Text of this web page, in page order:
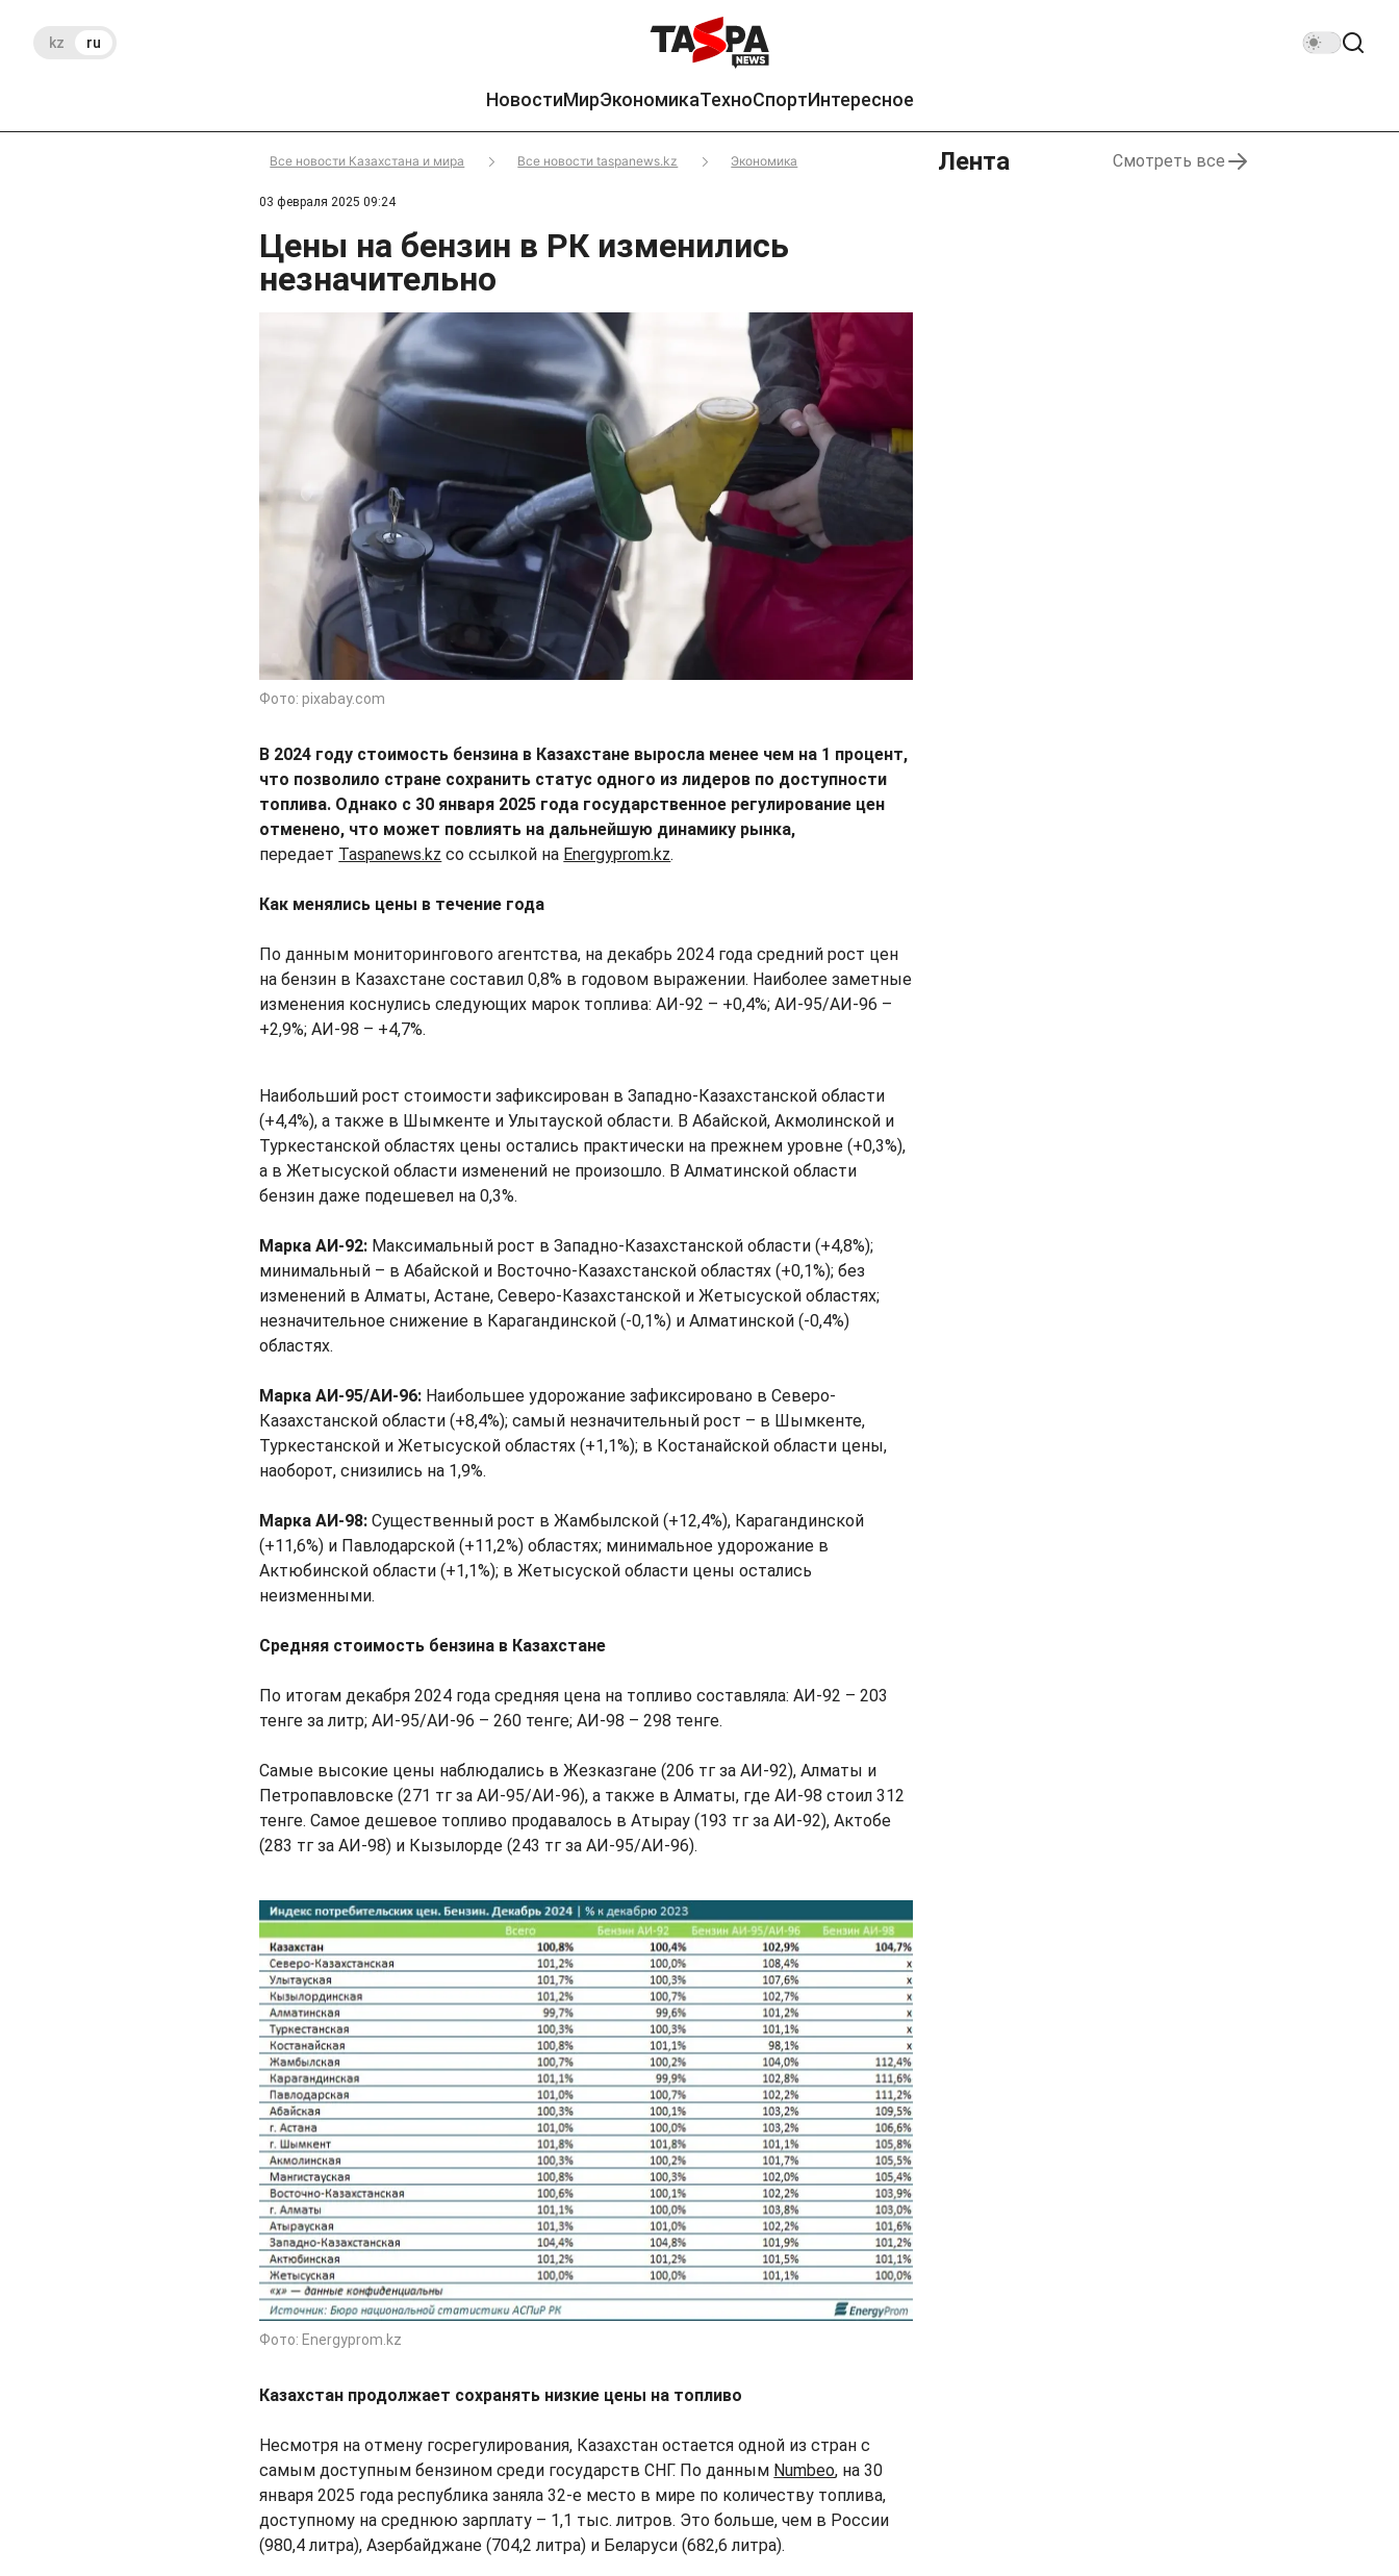
kz ru
НовостиМирЭкономикаТехноСпортИнтересное
Все новости Казахстана и мира Все новости taspanews.kz Экономика
03 февраля 2025 09:24
Цены на бензин в РК изменились
незначительно
Фото: pixabay.com
В 2024 году стоимость бензина в Казахстане выросла менее чем на 1 процент,
что позволило стране сохранить статус одного из лидеров по доступности
топлива. Однако с 30 января 2025 года государственное регулирование цен
отменено, что может повлиять на дальнейшую динамику рынка,
передает Taspanews.kz со ссылкой на Еnergyprom.kz.
Как менялись цены в течение года
По данным мониторингового агентства, на декабрь 2024 года средний рост цен
на бензин в Казахстане составил 0,8% в годовом выражении. Наиболее заметные
изменения коснулись следующих марок топлива: АИ-92 – +0,4%; АИ-95/АИ-96 –
+2,9%; АИ-98 – +4,7%.
Наибольший рост стоимости зафиксирован в Западно-Казахстанской области
(+4,4%), а также в Шымкенте и Улытауской области. В Абайской, Акмолинской и
Туркестанской областях цены остались практически на прежнем уровне (+0,3%),
а в Жетысуской области изменений не произошло. В Алматинской области
бензин даже подешевел на 0,3%.
Марка АИ-92: Максимальный рост в Западно-Казахстанской области (+4,8%);
минимальный – в Абайской и Восточно-Казахстанской областях (+0,1%); без
изменений в Алматы, Астане, Северо-Казахстанской и Жетысуской областях;
незначительное снижение в Карагандинской (-0,1%) и Алматинской (-0,4%)
областях.
Марка АИ-95/АИ-96: Наибольшее удорожание зафиксировано в Северо-
Казахстанской области (+8,4%); самый незначительный рост – в Шымкенте,
Туркестанской и Жетысуской областях (+1,1%); в Костанайской области цены,
наоборот, снизились на 1,9%.
Марка АИ-98: Существенный рост в Жамбылской (+12,4%), Карагандинской
(+11,6%) и Павлодарской (+11,2%) областях; минимальное удорожание в
Актюбинской области (+1,1%); в Жетысуской области цены остались
неизменными.
Средняя стоимость бензина в Казахстане
По итогам декабря 2024 года средняя цена на топливо составляла: АИ-92 – 203
тенге за литр; АИ-95/АИ-96 – 260 тенге; АИ-98 – 298 тенге.
Самые высокие цены наблюдались в Жезказгане (206 тг за АИ-92), Алматы и
Петропавловске (271 тг за АИ-95/АИ-96), а также в Алматы, где АИ-98 стоил 312
тенге. Самое дешевое топливо продавалось в Атырау (193 тг за АИ-92), Актобе
(283 тг за АИ-98) и Кызылорде (243 тг за АИ-95/АИ-96).
Фото: Еnergyprom.kz
Казахстан продолжает сохранять низкие цены на топливо
Несмотря на отмену госрегулирования, Казахстан остается одной из стран с
самым доступным бензином среди государств СНГ. По данным Numbeo, на 30
января 2025 года республика заняла 32-е место в мире по количеству топлива,
доступному на среднюю зарплату – 1,1 тыс. литров. Это больше, чем в России
(980,4 литра), Азербайджане (704,2 литра) и Беларуси (682,6 литра).
Лента Смотреть все